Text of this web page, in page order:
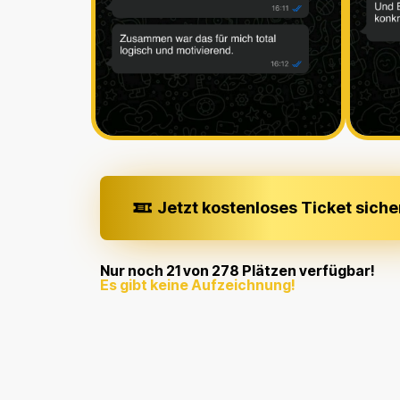
Jetzt kostenloses Ticket
Nur noch 21 von 278 Plätzen verfügbar!
Es gibt keine Aufzeichnung!